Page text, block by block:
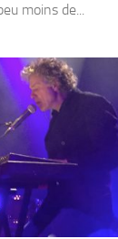
moins de...